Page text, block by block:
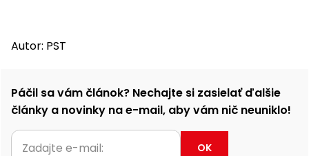
Autor: PST
Páčil sa vám článok? Nechajte si zasielať ďalšie
články a novinky na e-mail, aby vám nič neuniklo!
OK